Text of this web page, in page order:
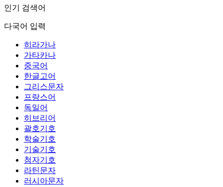
인기 검색어
다국어 입력
히라가나
가타카나
중국어
한글고어
그리스문자
프랑스어
독일어
히브리어
괄호기호
학술기호
기술기호
첨자기호
라틴문자
러시아문자